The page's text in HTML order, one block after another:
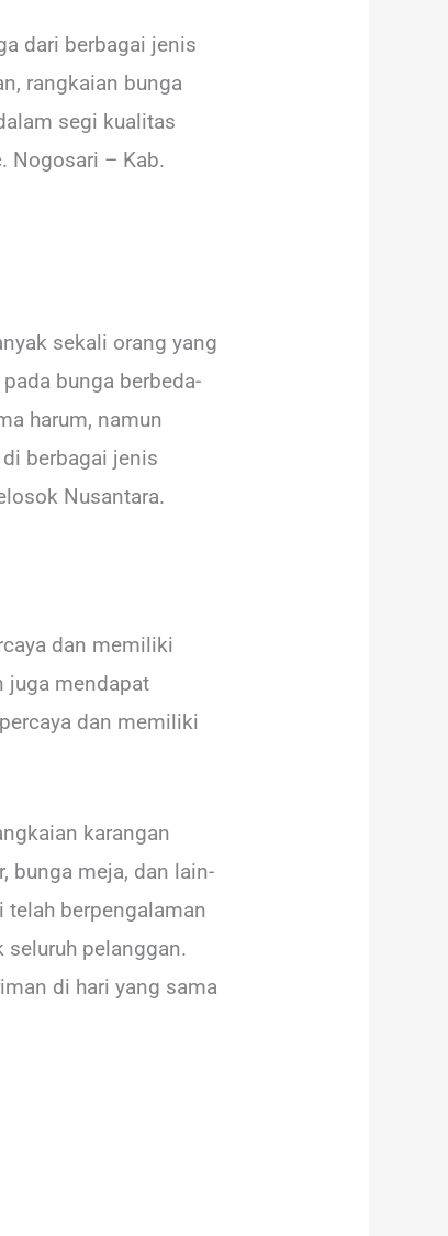
dari berbagai jenis
rangkaian bunga
segi kualitas
Nogosari – Kab.
sekali orang yang
bunga berbeda-
harum, namun
berbagai jenis
Nusantara.
dan memiliki
juga mendapat
dan memiliki
karangan
bunga meja, dan lain-
telah berpengalaman
pelanggan.
di hari yang sama